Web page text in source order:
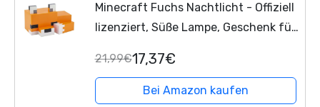
Minecraft Fuchs Nachtlicht - Offiziell
lizenziert, Süße Lampe, Geschenk für
Zimmerzubehör & Deko fürs
Kinderzimmer
21,99€17,37€
Bei Amazon kaufen